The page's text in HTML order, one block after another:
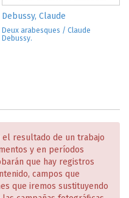
Debussy, Claude
Deux arabesques / Claude
Debussy.
el resultado de un trabajo
y en períodos
que hay registros
campos que
que iremos sustituyendo